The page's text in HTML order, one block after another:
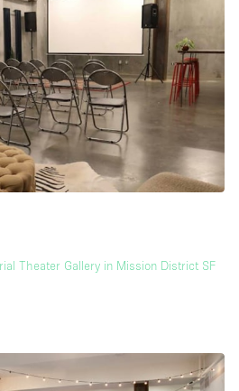
Theater Gallery in Mission District SF